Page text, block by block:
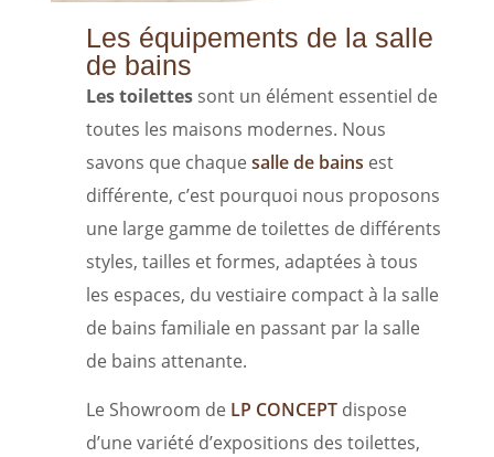
Les équipements de la salle
de bains
Les toilettes sont un élément essentiel de
toutes les maisons modernes. Nous
savons que chaque salle de bains est
différente, c’est pourquoi nous proposons
une large gamme de toilettes de différents
styles, tailles et formes, adaptées à tous
les espaces, du vestiaire compact à la salle
de bains familiale en passant par la salle
de bains attenante.
Le Showroom de LP CONCEPT dispose
d’une variété d’expositions des toilettes,